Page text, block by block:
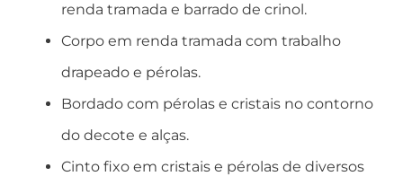
renda tramada e barrado de crinol.
Corpo em renda tramada com trabalho
drapeado e pérolas.
Bordado com pérolas e cristais no contorno
do decote e alças.
Cinto fixo em cristais e pérolas de diversos